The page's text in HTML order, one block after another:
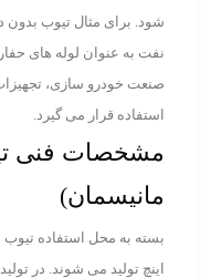
شود. برای مثال تیوب بدون
نفت به عنوان لوله های
صنعت خودرو سازی،
استفاده قرار می گیرد.
مشخصات فنی
مانیسمان)
اینچ تولید می شوند. در